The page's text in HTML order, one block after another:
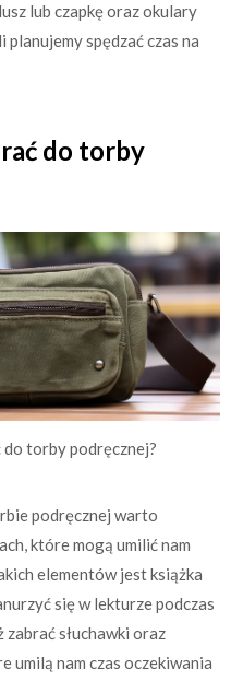
lub czapkę oraz okulary
spędzać czas na
do torby
do torby podręcznej?
podręcznej warto
które mogą umilić nam
elementów jest książka
się w lekturze podczas
słuchawki oraz
umilą nam czas oczekiwania